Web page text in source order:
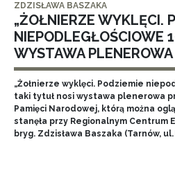
ZDZISŁAWA BASZAKA
„ŻOŁNIERZE WYKLĘCI.
NIEPODLEGŁOŚCIOWE
WYSTAWA PLENEROWA
„Żołnierze wyklęci. Podziemie
taki tytuł nosi wystawa plenerowa
Pamięci Narodowej, którą można
stanęła przy Regionalnym Centrum
bryg. Zdzisława Baszaka (Tarnów,